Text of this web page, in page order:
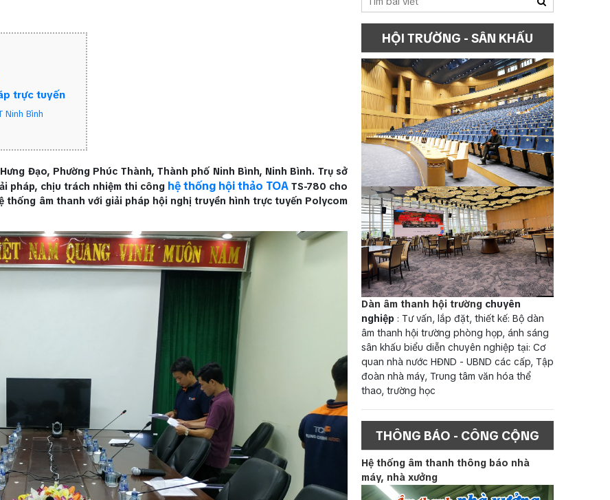
trực tuyến
Ninh Bình
Đạo, Phường Phúc Thành, Thành phố Ninh Bình, Ninh Bình. Trụ sở
pháp, chịu trách nhiệm thi công hệ thống hội thảo TOA TS-780 cho
âm thanh với giải pháp hội nghị truyền hình trực tuyến Polycom
HỘI TRƯỜNG - SÂN KHẤU
Dàn âm thanh hội trường chuyên
nghiệp : Tư vấn, lắp đặt, thiết kế: Bộ dàn
âm thanh hội trường phòng họp, ánh sáng
sân khấu biểu diễn chuyên nghiệp tại: Cơ
quan nhà nước HĐND - UBND các cấp, Tập
đoàn nhà máy, Trung tâm văn hóa thể
thao, trường học
THÔNG BÁO - CÔNG CỘNG
Hệ thống âm thanh thông báo nhà
máy, nhà xưởng